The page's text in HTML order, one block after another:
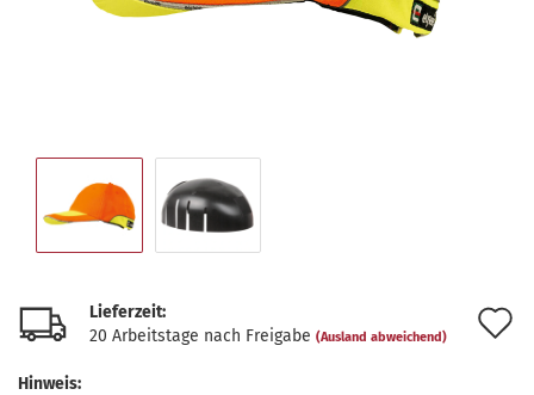
Lieferzeit:
20 Arbeitstage nach Freigabe (Ausland abweichend)
Hinweis: